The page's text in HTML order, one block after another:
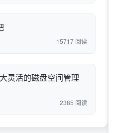
15717 阅读
灵活的磁盘空间管理
2385 阅读